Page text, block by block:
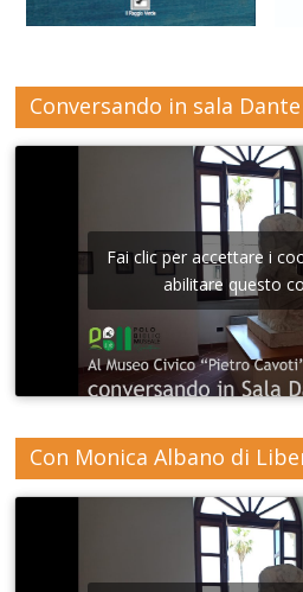
Conversando in sala Dante
Fai clic per accettare i
abilitare questo
Con Monica Albano di